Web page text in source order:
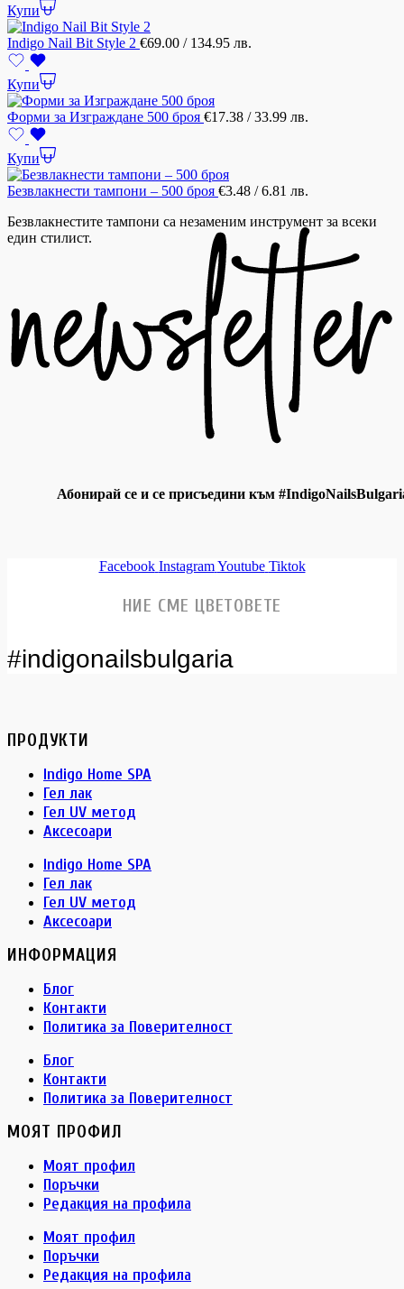
Купи
Indigo Nail Bit Style 2 €69.00 / 134.95 лв.
Купи
Форми за Изграждане 500 броя €17.38 / 33.99 лв.
Купи
Безвлакнести тампони – 500 броя €3.48 / 6.81 лв.
Безвлакнестите тампони са незаменим инструмент за всеки
един стилист.
Абонирай се и се присъедини към
Facebook Instagram Youtube Tiktok
НИЕ СМЕ ЦВЕТОВЕТЕ
#indigonailsbulgaria
ПРОДУКТИ
Indigo Home SPA
Гел лак
Гел UV метод
Аксесоари
Indigo Home SPA
Гел лак
Гел UV метод
Аксесоари
ИНФОРМАЦИЯ
Блог
Контакти
Политика за Поверителност
Блог
Контакти
Политика за Поверителност
МОЯТ ПРОФИЛ
Моят профил
Поръчки
Редакция на профила
Моят профил
Поръчки
Редакция на профила